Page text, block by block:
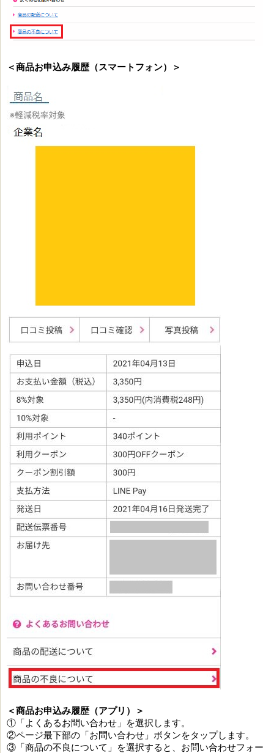
＜商品お申込み履歴（スマートフォン）＞
＜商品お申込み履歴（アプリ）＞
①「よくあるお問い合わせ」を選択します。
②ページ最下部の「お問い合わせ」ボタンをタップします。
③「商品の不良について」を選択すると、お問い合わせフォー